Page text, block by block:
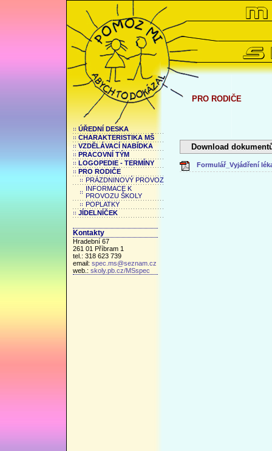
ÚŘEDNÍ DESKA
CHARAKTERISTIKA MŠ
VZDĚLÁVACÍ NABÍDKA
PRACOVNÍ TÝM
LOGOPEDIE - TERMÍNY
PRO RODIČE
PRÁZDNINOVÝ PROVOZ
INFORMACE K
PROVOZU ŠKOLY
POPLATKY
JÍDELNÍČEK
Kontakty
Hradební 67
261 01 Příbram 1
tel.: 318 623 739
email: spec.ms@seznam.cz
web.: skoly.pb.cz/MSspec
PRO RODIČE
Download
Formulář_Vyjádření